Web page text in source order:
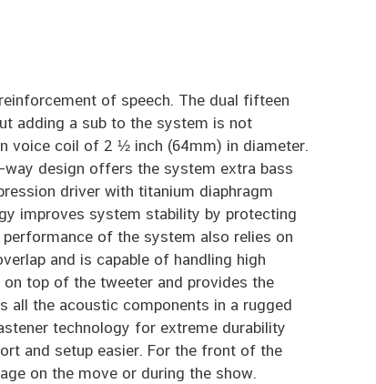
of speech. The dual fifteen
adding a sub to the system is not
voice coil of 2 ½ inch (64mm) in diameter.
design offers the system extra bass
driver with titanium diaphragm
improves system stability by protecting
of the system also relies on
and is capable of handling high
top of the tweeter and provides the
all the acoustic components in a rugged
technology for extreme durability
and setup easier. For the front of the
on the move or during the show.